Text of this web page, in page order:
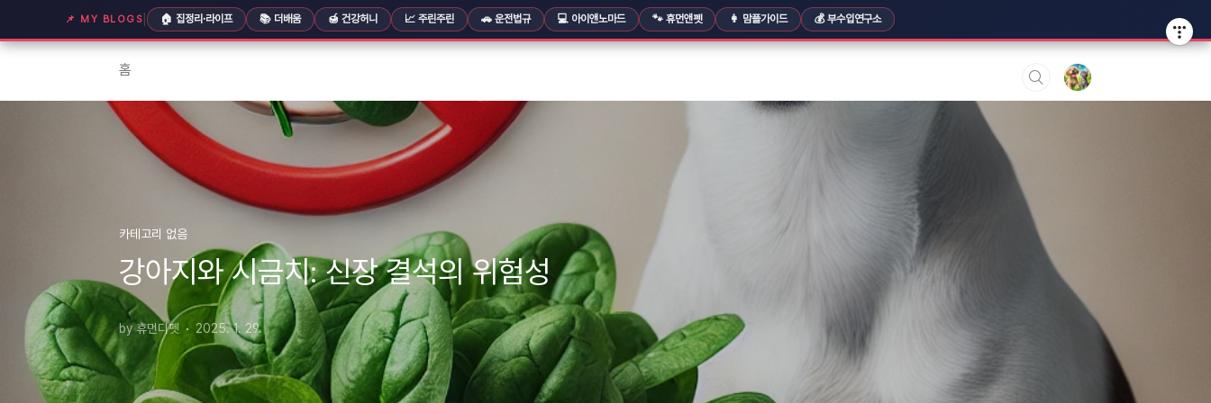
📌 MY BLOGS 🏠 집정리·라이프 📚 더배움 🍯 건강허니 📈 주린주린 🚗 운전법규 💻 아이앤노마드 🐾 휴먼앤펫 👩 맘플가이드 💰 부수입연구소
홈
카테고리 없음
강아지와 시금치: 신장 결석의 위험성
by 휴먼디펫 2025. 1. 29.